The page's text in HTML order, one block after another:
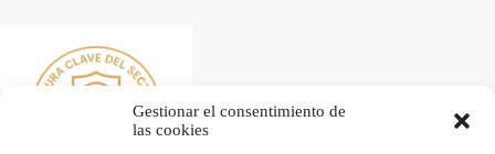
Gestionar el consentimiento de
las cookies